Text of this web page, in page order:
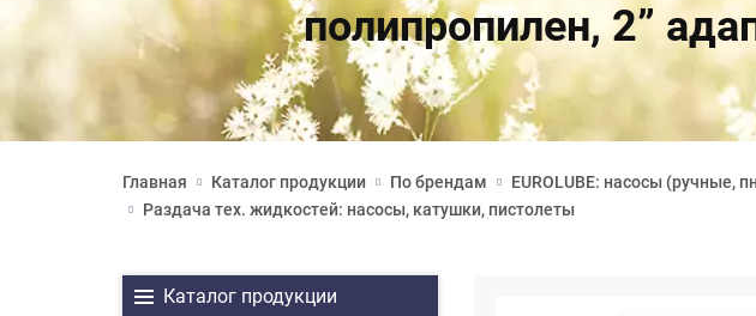
полипропилен, 2”
Главная Каталог продукции По брендам
EUROLUBE: насосы (ручные,
Раздача тех. жидкостей: насосы, катушки, пистолеты
Каталог продукции